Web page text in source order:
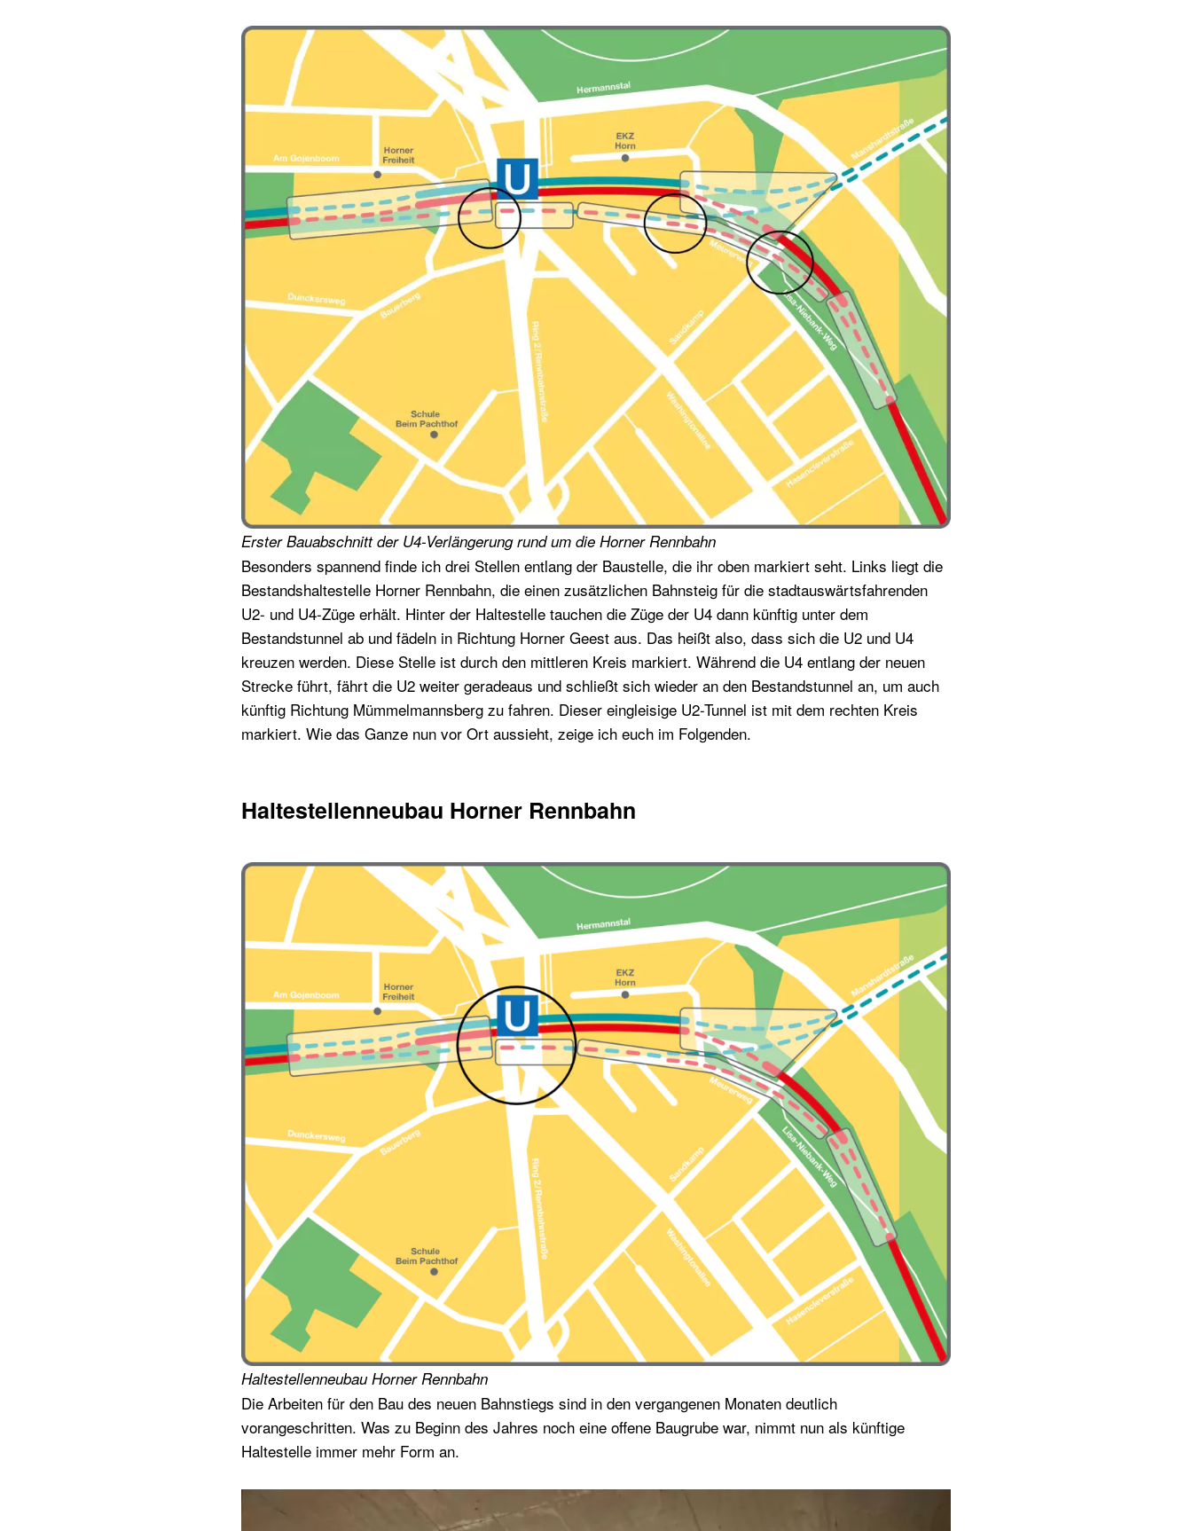
Erster Bauabschnitt der U4-Verlängerung rund um die Horner Rennbahn
Besonders spannend finde ich drei Stellen entlang der Baustelle, die ihr oben markiert seht. Links liegt die
Bestandshaltestelle Horner Rennbahn, die einen zusätzlichen Bahnsteig für die stadtauswärtsfahrenden
U2- und U4-Züge erhält. Hinter der Haltestelle tauchen die Züge der U4 dann künftig unter dem
Bestandstunnel ab und fädeln in Richtung Horner Geest aus. Das heißt also, dass sich die U2 und U4
kreuzen werden. Diese Stelle ist durch den mittleren Kreis markiert. Während die U4 entlang der neuen
Strecke führt, fährt die U2 weiter geradeaus und schließt sich wieder an den Bestandstunnel an, um auch
künftig Richtung Mümmelmannsberg zu fahren. Dieser eingleisige U2-Tunnel ist mit dem rechten Kreis
markiert. Wie das Ganze nun vor Ort aussieht, zeige ich euch im Folgenden.
Haltestellenneubau Horner Rennbahn
Haltestellenneubau Horner Rennbahn
Die Arbeiten für den Bau des neuen Bahnstiegs sind in den vergangenen Monaten deutlich
vorangeschritten. Was zu Beginn des Jahres noch eine offene Baugrube war, nimmt nun als künftige
Haltestelle immer mehr Form an.